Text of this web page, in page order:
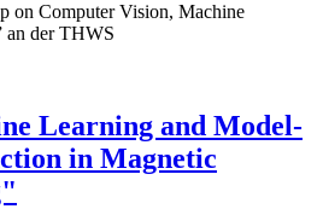
on Computer Vision, Machine
an der THWS
Learning and Model-
in Magnetic